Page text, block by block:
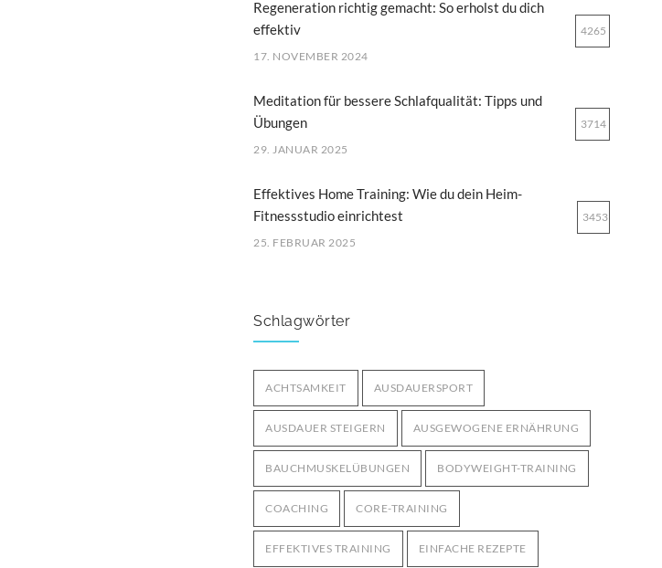
Regeneration richtig gemacht: So erholst du dich
effektiv
17. NOVEMBER 2024
4265
Meditation für bessere Schlafqualität: Tipps und
Übungen
29. JANUAR 2025
3714
Effektives Home Training: Wie du dein Heim-
Fitnessstudio einrichtest
25. FEBRUAR 2025
3453
Intensiviere dein Training ohne Geräte
12. OKTOBER 2024
Schlagwörter
ACHTSAMKEIT AUSDAUERSPORT
AUSDAUER STEIGERN AUSGEWOGENE ERNÄHRUNG
BAUCHMUSKELÜBUNGEN BODYWEIGHT-TRAINING
COACHING CORE-TRAINING
EFFEKTIVES TRAINING EINFACHE REZEPTE